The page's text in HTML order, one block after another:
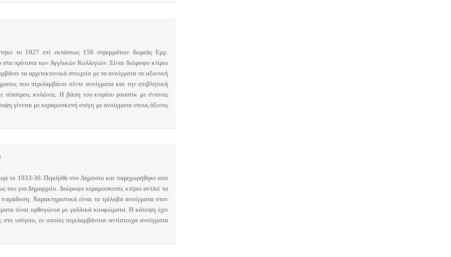
το 1927 επί εκτάσεως 150 στρεμμάτων δωρεάς Εμμ.
πρότυπα των Αγγλικών Κολλεγιών. Είναι διώροφο κτίριο
τα αρχιτεκτονικά στοιχεία με τα ανοίγματα σε αξονική
που περιλαμβάνει πέντε ανοίγματα και την επιβλητική
κολώνες. Η βάση του κτιρίου ρουστίκ με έντονες
γίνεται με κεραμοσκεπή στέγη με ανοίγματα στους άξονες
το 1933-36. Περιήλθε στο Δημόσιο και παρεχωρήθηκε από
για Δημαρχείο. Διώροφο κεραμοσκεπές κτίριο αντλεί τα
Χαρακτηριστικά είναι τα τρίλοβα ανοίγματα στον
είναι ορθογώνια με γαλλικά κουφώματα. Η κάτοψη έχει
στο ισόγειο, οι οποίες περιλαμβάνουν αντίστοιχα ανοίγματα